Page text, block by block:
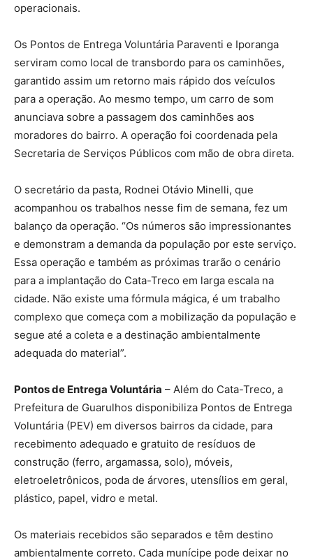
operacionais.
Os Pontos de Entrega Voluntária Paraventi e Iporanga
serviram como local de transbordo para os caminhões,
garantido assim um retorno mais rápido dos veículos
para a operação. Ao mesmo tempo, um carro de som
anunciava sobre a passagem dos caminhões aos
moradores do bairro. A operação foi coordenada pela
Secretaria de Serviços Públicos com mão de obra direta.
O secretário da pasta, Rodnei Otávio Minelli, que
acompanhou os trabalhos nesse fim de semana, fez um
balanço da operação. “Os números são impressionantes
e demonstram a demanda da população por este serviço.
Essa operação e também as próximas trarão o cenário
para a implantação do Cata-Treco em larga escala na
cidade. Não existe uma fórmula mágica, é um trabalho
complexo que começa com a mobilização da população e
segue até a coleta e a destinação ambientalmente
adequada do material”.
Pontos de Entrega Voluntária – Além do Cata-Treco, a
Prefeitura de Guarulhos disponibiliza Pontos de Entrega
Voluntária (PEV) em diversos bairros da cidade, para
recebimento adequado e gratuito de resíduos de
construção (ferro, argamassa, solo), móveis,
eletroeletrônicos, poda de árvores, utensílios em geral,
plástico, papel, vidro e metal.
Os materiais recebidos são separados e têm destino
ambientalmente correto. Cada munícipe pode deixar no